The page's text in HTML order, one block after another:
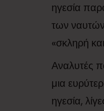
ηγεσία
των
«σκληρή
Αναλυτές
μια
ηγεσία,